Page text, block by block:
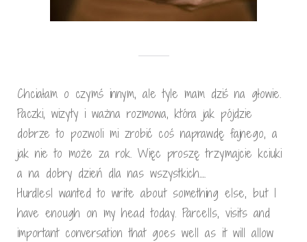
Chciałam o czymś innym, ale tyle mam dziś na głowie.
Paczki, wizyty i ważna rozmowa, która jak pójdzie
dobrze to pozwoli mi zrobić coś naprawdę fajnego, a
jak nie to może za rok. Więc proszę trzymajcie kciuki
a na dobry dzień dla nas wszystkich….
HurdlesI wanted to write about something else, but I
have enough on my head today. Parcells, visits and
important conversation that goes well as it will allow